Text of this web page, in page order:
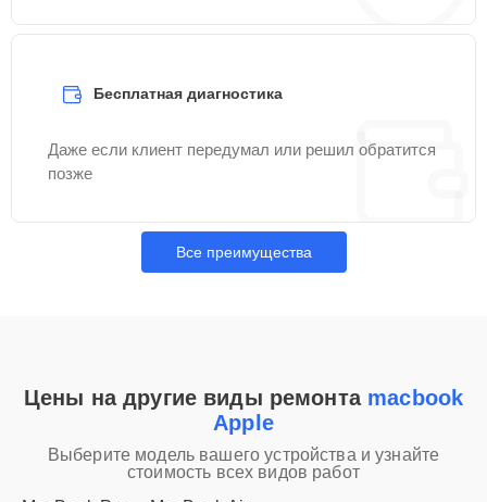
Бесплатная диагностика
Даже если клиент передумал или решил обратится
позже
Все преимущества
Цены на другие виды ремонта macbook
Apple
Выберите модель вашего устройства и узнайте
стоимость всех видов работ